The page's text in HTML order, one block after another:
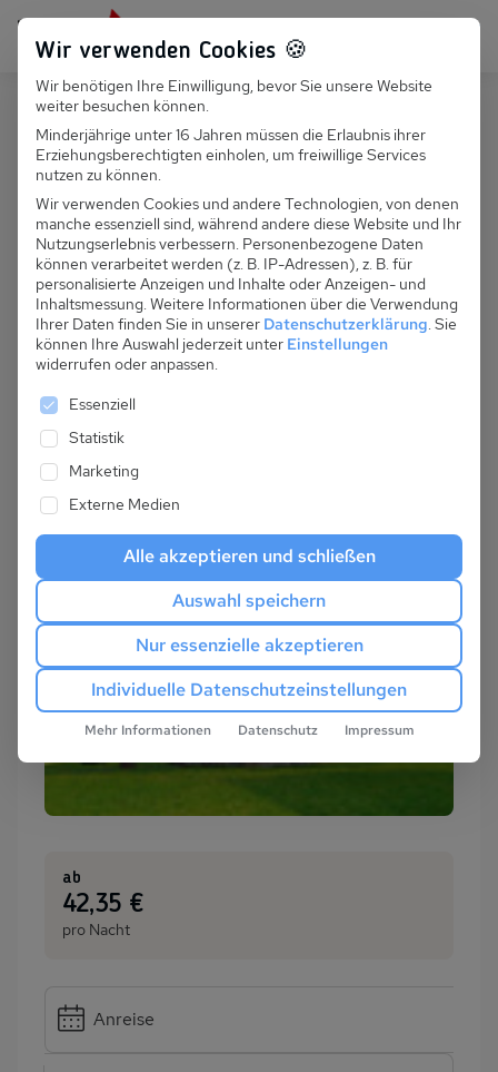
Persönlich für dich da: +49 251 899 050
Suchfeld
Suchen
PL 313.101 - Ferienhaus Grazyna
ab
:42,35 €
pro Nacht
Anreise
Wir verwenden Cookies 🍪
Wir benötigen Ihre Einwilligung, bevor Sie unsere Website
weiter besuchen können.
Minderjährige unter 16 Jahren müssen die Erlaubnis ihrer
Erziehungsberechtigten einholen, um freiwillige Services
nutzen zu können.
Wir verwenden Cookies und andere Technologien, von denen
manche essenziell sind, während andere diese Website und Ihr
Nutzungserlebnis verbessern. Personenbezogene Daten
können verarbeitet werden (z. B. IP-Adressen), z. B. für
personalisierte Anzeigen und Inhalte oder Anzeigen- und
Inhaltsmessung. Weitere Informationen über die Verwendung
Ihrer Daten finden Sie in unserer Datenschutzerklärung. Sie
können Ihre Auswahl jederzeit unter Einstellungen
widerrufen oder anpassen.
Es folgt eine Liste der Service-Gruppen, für die
Essenziell
Statistik
Marketing
Externe Medien
Alle akzeptieren und schließen
Auswahl speichern
Nur essenzielle akzeptieren
Individuelle Datenschutzeinstellungen
Mehr Informationen Datenschutz Impressum